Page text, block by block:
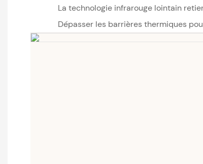
La technologie infrarouge lointain
Dépasser les barrières thermiques